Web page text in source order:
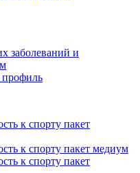
заболеваний и
профиль
к спорту пакет
к спорту пакет медиум
к спорту пакет